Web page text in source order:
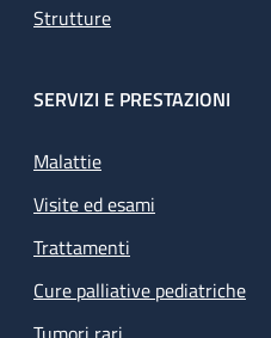
Strutture
SERVIZI E PRESTAZIONI
Malattie
Visite ed esami
Trattamenti
Cure palliative pediatriche